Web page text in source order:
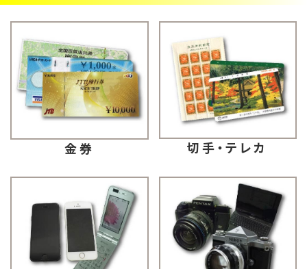
金券 切手・テレカ